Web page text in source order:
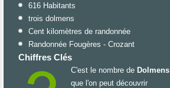
616 Habitants
trois dolmens
Cent kilomètres de randonnée
Randonnée Fougères - Crozant
Chiffres Clés
C'est le nombre de Dolmens
que l'on peut découvrir